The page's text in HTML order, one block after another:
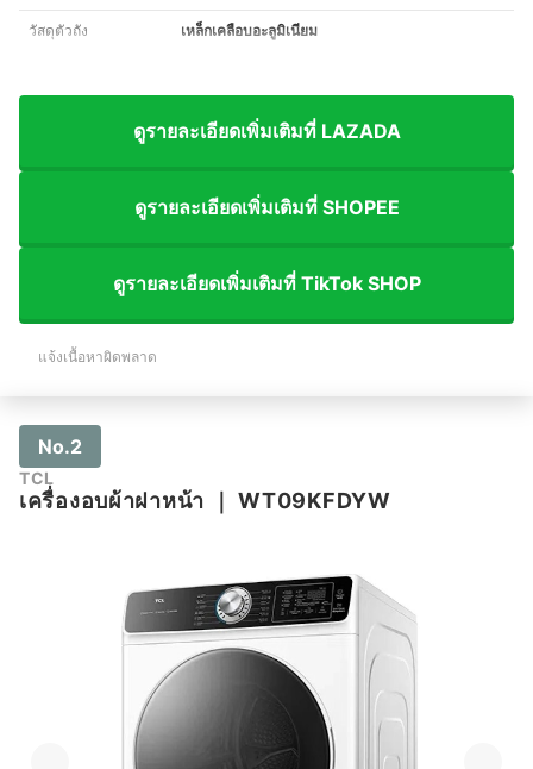
วัสดุตัวถัง เหล็กเคลือบอะลูมิเนียม
ดูรายละเอียดเพิ่มเติมที่ LAZADA
ดูรายละเอียดเพิ่มเติมที่ SHOPEE
ดูรายละเอียดเพิ่มเติมที่ TikTok SHOP
แจ้งเนื้อหาผิดพลาด
No.2
TCL
เครื่องอบผ้าฝาหน้า ｜WT09KFDYW